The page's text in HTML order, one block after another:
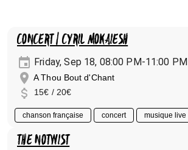
CONCERT | CYRIL MOKAIESH
Friday, Sep 18, 08:00 PM-11:00 PM
A Thou Bout d'Chant
15€ / 20€
chanson française concert musique live
THE NOTWIST